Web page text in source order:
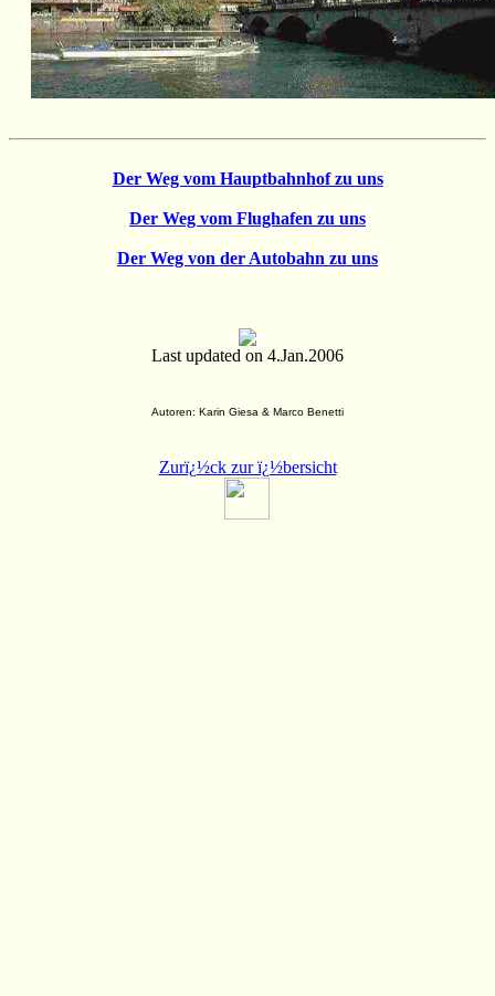
Der Weg vom Hauptbahnhof zu uns
Der Weg vom Flughafen zu uns
Der Weg von der Autobahn zu uns
Last updated on 4.Jan.2006
Autoren: Karin Giesa & Marco Benetti
Zurï¿½ck zur ï¿½bersicht